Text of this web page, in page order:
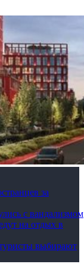
за
с вандализмом
на отдых в
выбирают